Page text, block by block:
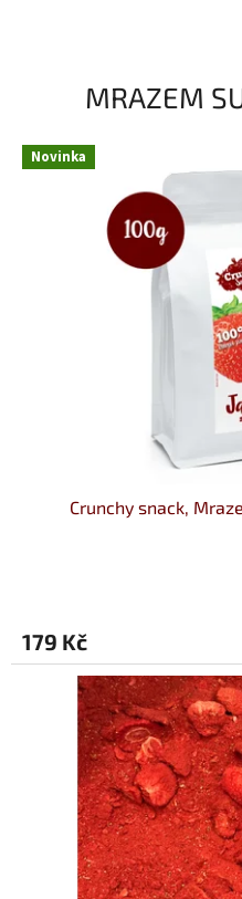
MRAZEM
Novinka
Crunchy snack,
179 Kč